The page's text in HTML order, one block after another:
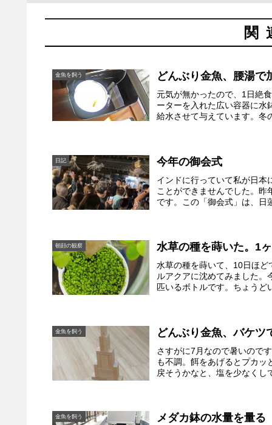
関
金魚を飼う どんぶり金魚、腰湯で
元気が無かったので、1日絶
ーターを入れた広い容器に水
給水させて与えています。冬
日記 今年の御会式
インドに行っていて私が日本
ことができませんでした。
です。この「御会式」は、日
朝顔の観察 水草の種を蒔いた。1
水草の種を蒔いて、10日ほ
ルアクアに沈めてみました。
匹いるボトルです。ちょう
金魚を飼う どんぶり金魚、バケツ
さすがに7月なので暑いので
も不調。餌をあげるとプカ
戻そうかなと、塩を少なく
金魚を飼う メダカ鉢の水量を量る